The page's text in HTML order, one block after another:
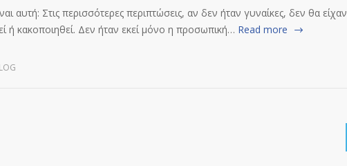
αυτή: Στις περισσότερες περιπτώσεις, αν δεν ήταν γυναίκες, δεν θα είχαν
ή κακοποιηθεί. Δεν ήταν εκεί μόνο η προσωπική… Read more